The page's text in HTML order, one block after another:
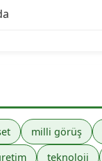
milli görüş
teknoloji